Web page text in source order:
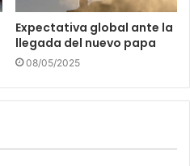
Expectativa global ante la
llegada del nuevo papa
08/05/2025